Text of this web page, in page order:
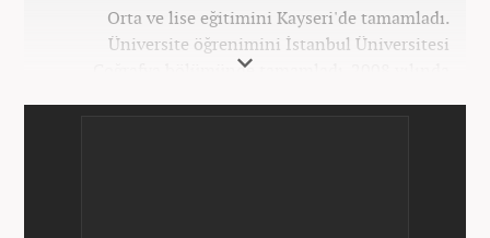
Orta ve lise eğitimini Kayseri'de tamamladı.
Üniversite öğrenimini İstanbul Üniversitesi
Coğrafya bölümünde tamamladı. 2008 yılında